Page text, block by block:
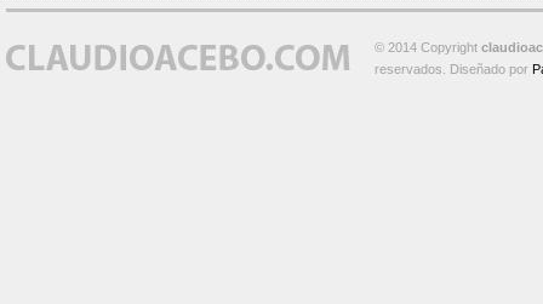
© 2014 Copyright
reservados. Diseñado por